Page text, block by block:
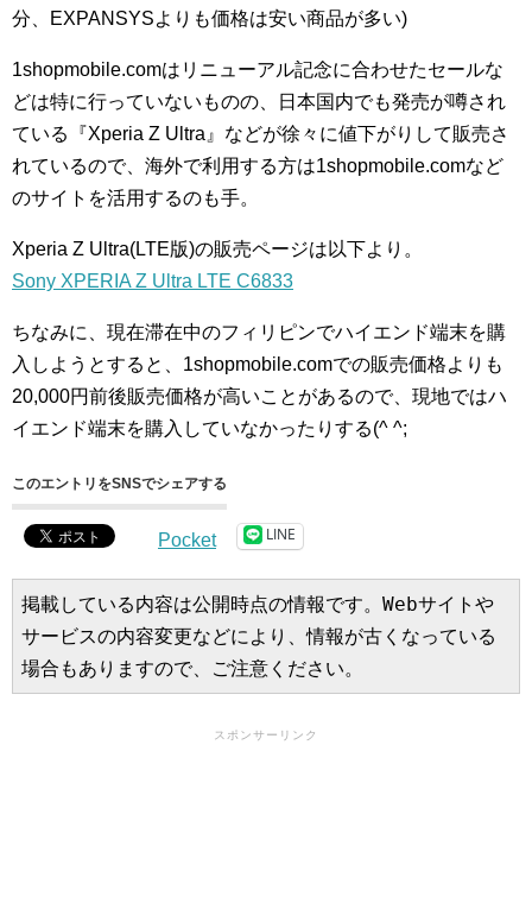
分、EXPANSYSよりも価格は安い商品が多い)
1shopmobile.comはリニューアル記念に合わせたセールな
どは特に行っていないものの、日本国内でも発売が噂され
ている『Xperia Z Ultra』などが徐々に値下がりして販売さ
れているので、海外で利用する方は1shopmobile.comなど
のサイトを活用するのも手。
Xperia Z Ultra(LTE版)の販売ページは以下より。
Sony XPERIA Z Ultra LTE C6833
ちなみに、現在滞在中のフィリピンでハイエンド端末を購
入しようとすると、1shopmobile.comでの販売価格よりも
20,000円前後販売価格が高いことがあるので、現地ではハ
イエンド端末を購入していなかったりする(^ ^;
このエントリをSNSでシェアする
Pocket LINE
掲載している内容は公開時点の情報です。Webサイトや
サービスの内容変更などにより、情報が古くなっている
場合もありますので、ご注意ください。
スポンサーリンク